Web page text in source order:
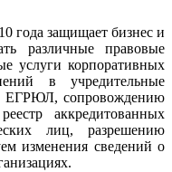
года защищает бизнес и
различные правовые
услуги корпоративных
в учредительные
ЕГРЮЛ, сопровождению
аккредитованных
лиц, разрешению
изменения сведений о